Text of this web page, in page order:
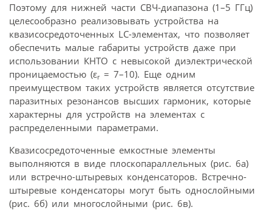
Поэтому для нижней части СВЧ-диапазона (1–5 ГГц)
целесообразно реализовывать устройства на
квазисосредоточенных LC-элементах, что позволяет
обеспечить малые габариты устройств даже при
использовании КНТО с невысокой диэлектрической
проницаемостью (εr= 7–10). Еще одним
преимуществом таких устройств является отсутствие
паразитных резонансов высших гармоник, которые
характерны для устройств на элементах с
распределенными параметрами.
Квазисосредоточенные емкостные элементы
выполняются в виде плоскопараллельных (рис. 6а)
или встречно-штыревых конденсаторов. Встречно-
штыревые конденсаторы могут быть однослойными
(рис. 6б) или многослойными (рис. 6в).